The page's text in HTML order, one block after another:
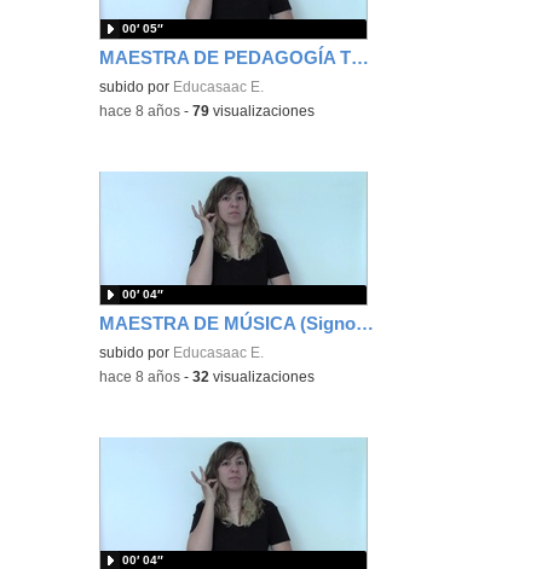
MAESTRA DE PEDAGOGÍA TERAPÉUTICA (Signos EducaSAAC)
subido por Educasaac E.
00′ 05″
-hace 8 años -79 visualizaciones
MAESTRA DE MÚSICA (Signos EducaSAAC)
subido por Educasaac E.
00′ 04″
-hace 8 años -32 visualizaciones
00′ 04″